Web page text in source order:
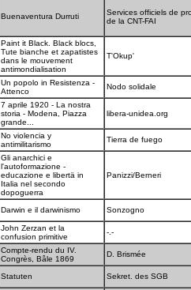
Buenaventura Durruti
Services officiels de
de la CNT-FAI
Paint it Black. Black blocs,
Tute bianche et zapatistes
dans le mouvement
antimondialisation
T'Okup'
Un popolo in Resistenza -
Attenco
Nodo solidale
7 aprile 1920 - La nostra
storia - Modena, Piazza
grande...
libera-unidea.org
No violencia y
antimilitarismo
Tierra de fuego
Gli anarchici e
l'autoformazione -
educazione e libertä in
Italia nel secondo
dopoguerra
Panizzi/Berneri
Darwin e il darwinismo Sonzogno
John Zerzan et la
confusion primitive
-.-
Compte-rendu du IV.
Congrès, Bâle 1869
D. Brismée
Statuten Sekret. des SGB